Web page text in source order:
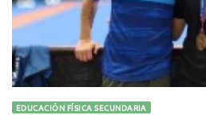
EDUCACIÓN FÍSICA SECUNDARIA